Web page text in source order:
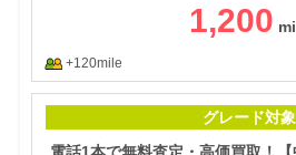
1,200
+120mile
グレード対象